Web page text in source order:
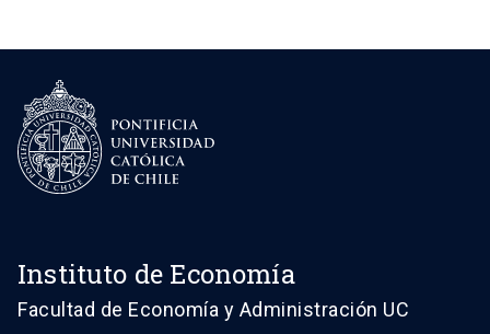
Instituto de Economía
Facultad de Economía y Administración UC